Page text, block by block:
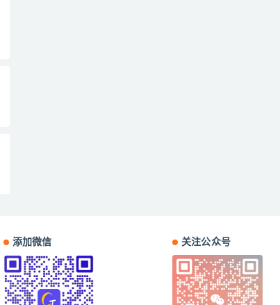
添加微信 关注公众号